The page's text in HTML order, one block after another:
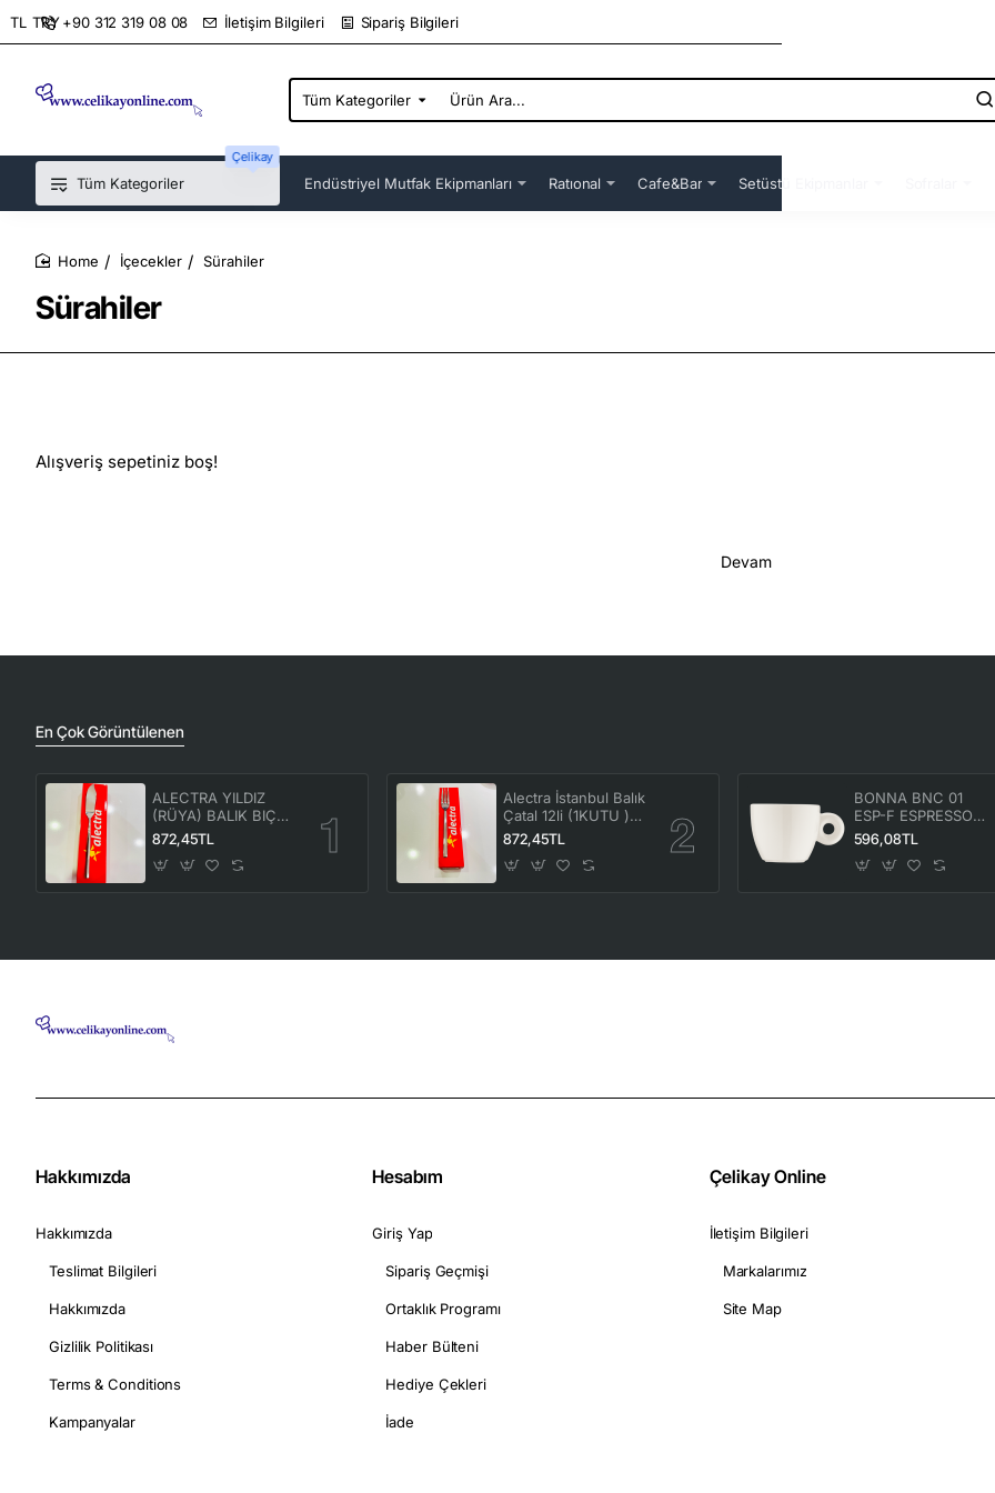
+90 312 319 08 08 İletişim Bilgileri Sipariş Bilgileri
TL TRY
Tüm Kategoriler
Ürün
Ara...
Tüm Kategoriler
Çelikay
Endüstriyel Mutfak Ekipmanları Ratıonal Cafe&Bar Setüstü Ekipmanlar
Sürahiler
İçecekler Sürahiler
Alışveriş sepetiniz boş!
Devam
En Çok Görüntülenen
ALECTRA YILDIZ
(RÜYA) BALIK BIÇAK
12'Lİ (1 KUTU) -ALC
086
872,45TL
Alectra İstanbul Balık
Çatal 12li (1KUTU )
ALC-069
872,45TL
BONNA BNC 01
ESP-F ESPRESSO
FİNCANI 70CC ( 6
596,08TL
Hakkımızda
Hakkımızda
Teslimat Bilgileri
Hakkımızda
Gizlilik Politikası
Terms & Conditions
Kampanyalar
Hesabım
Giriş Yap
Sipariş Geçmişi
Ortaklık Programı
Haber Bülteni
Hediye Çekleri
İade
Çelikay Online
İletişim Bilgileri
Markalarımız
Site Map